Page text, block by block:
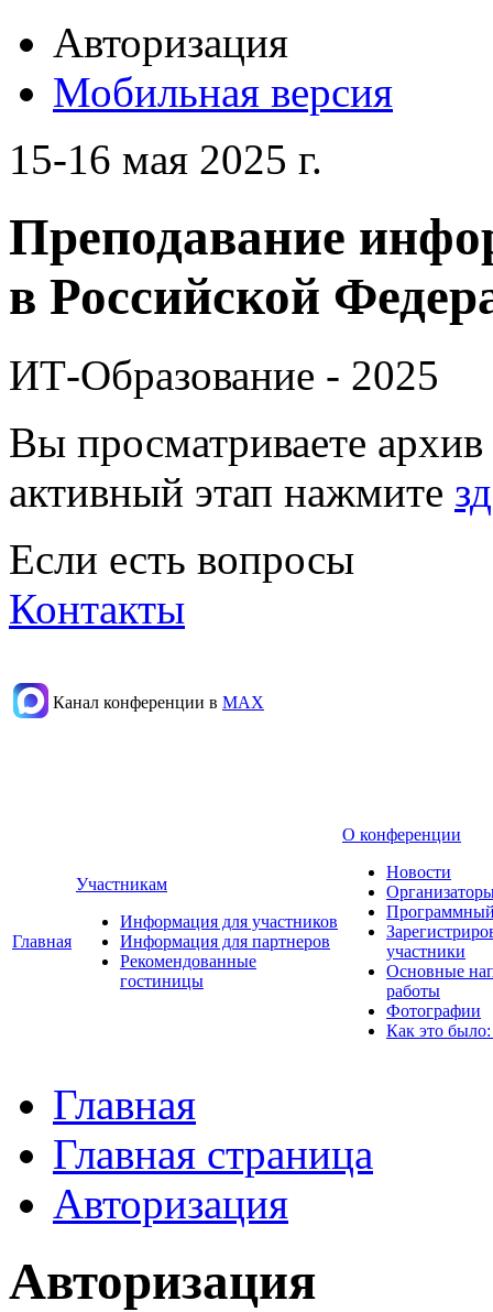
Авторизация
Мобильная версия
15-16 мая 2025 г.
Преподавание
в Российской
ИТ-Образование - 2025
Вы просматриваете
активный этап нажмите
Если есть вопросы
Контакты
Канал конференции в МАХ
Главная
Участникам
Информация для участников
Информация для партнеров
Рекомендованные
гостиницы
О конференции
Новости
участники
Основные
работы
Фотографии
Как это
Главная
Главная страница
Авторизация
Авторизация